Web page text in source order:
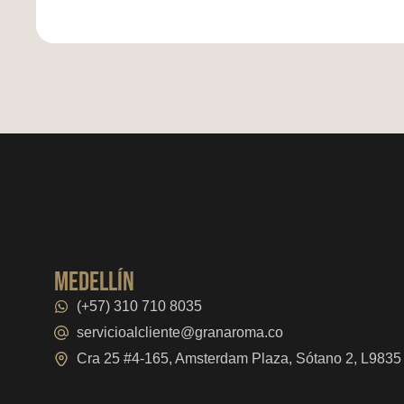
medellín
(+57) 310 710 8035
servicioalcliente@granaroma.co
Cra 25 #4-165, Amsterdam Plaza, Sótano 2, L9835